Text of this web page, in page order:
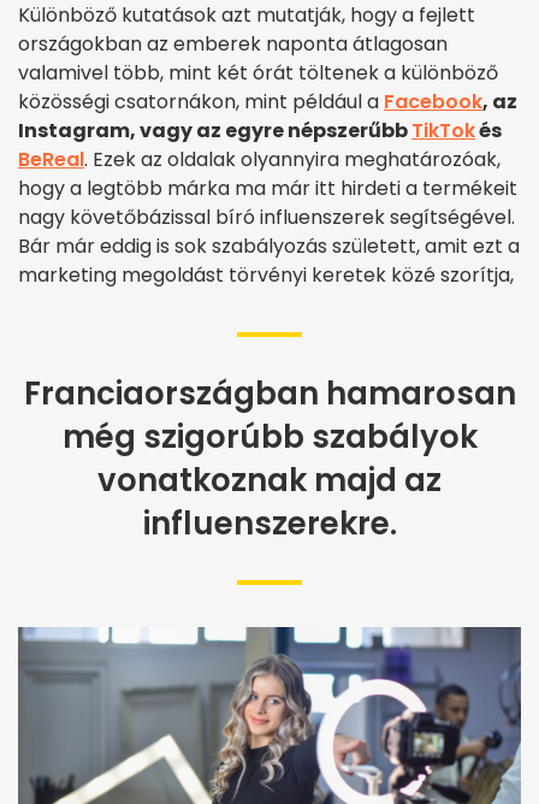
Különböző kutatások azt mutatják, hogy a fejlett
országokban az emberek naponta átlagosan
valamivel több, mint két órát töltenek a különböző
közösségi csatornákon, mint például a Facebook, az
Instagram, vagy az egyre népszerűbbTikTokés
BeReal. Ezek az oldalak olyannyira meghatározóak,
hogy a legtöbb márka ma már itt hirdeti a termékeit
nagy követőbázissal bíró influenszerek segítségével.
Bár már eddig is sok szabályozás született, amit ezt a
marketing megoldást törvényi keretek közé szorítja,
Franciaországban hamarosan
még szigorúbb szabályok
vonatkoznak majd az
influenszerekre.